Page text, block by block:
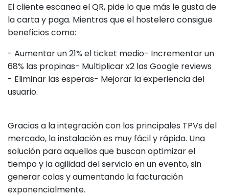
El cliente escanea el QR, pide lo que más le gusta de
la carta y paga. Mientras que el hostelero consigue
beneficios como:
- Aumentar un 21% el ticket medio- Incrementar un
68% las propinas- Multiplicar x2 las Google reviews
- Eliminar las esperas- Mejorar la experiencia del
usuario.
Gracias a la integración con los principales TPVs del
mercado, la instalación es muy fácil y rápida. Una
solución para aquellos que buscan optimizar el
tiempo y la agilidad del servicio en un evento, sin
generar colas y aumentando la facturación
exponencialmente.